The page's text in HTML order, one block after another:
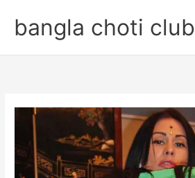
contentbangla choti club